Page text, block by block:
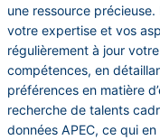
une ressource
votre expertise et vos
régulièrement à jour
compétences, en
préférences en matière
recherche de talents
données APEC, ce qui